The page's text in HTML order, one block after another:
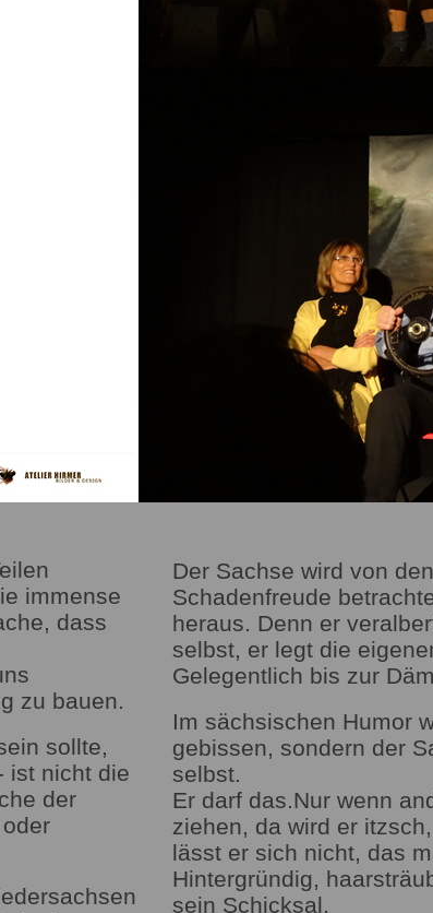
Der Sachse wird von
Schadenfreude
heraus. Denn er
selbst, er legt die
Gelegentlich bis zur
Im sächsischen Humor
gebissen, sondern der
selbst.
Er darf das.Nur wenn
ziehen, da wird er
lässt er sich nicht, das
Hintergründig,
sein Schicksal.
immense
dass
zu bauen.
sollte,
ist nicht die
der